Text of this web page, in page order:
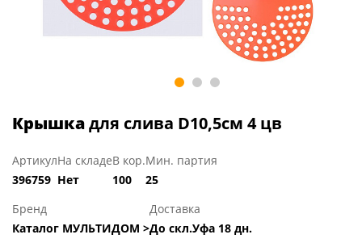
Крышкадля слива D10,5см 4 цв
Артикул
396759
На складе
Нет
В кор.
100
Мин. партия
25
Бренд
Каталог МУЛЬТИДОМ >
Доставка
До скл.Уфа 18 дн.